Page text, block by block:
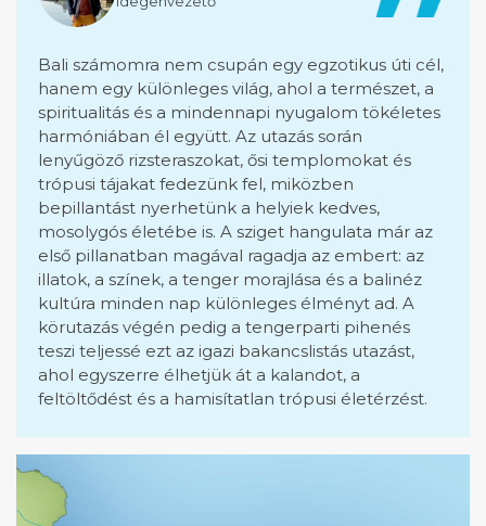
Bali számomra nem csupán egy egzotikus úti cél,
hanem egy különleges világ, ahol a természet, a
spiritualitás és a mindennapi nyugalom tökéletes
harmóniában él együtt. Az utazás során
lenyűgöző rizsteraszokat, ősi templomokat és
trópusi tájakat fedezünk fel, miközben
bepillantást nyerhetünk a helyiek kedves,
mosolygós életébe is. A sziget hangulata már az
első pillanatban magával ragadja az embert: az
illatok, a színek, a tenger morajlása és a balinéz
kultúra minden nap különleges élményt ad. A
körutazás végén pedig a tengerparti pihenés
teszi teljessé ezt az igazi bakancslistás utazást,
ahol egyszerre élhetjük át a kalandot, a
feltöltődést és a hamisítatlan trópusi életérzést.